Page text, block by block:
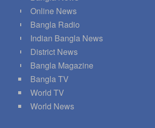
Online News
Bangla Radio
Indian Bangla News
District News
Bangla Magazine
Bangla TV
World TV
World News